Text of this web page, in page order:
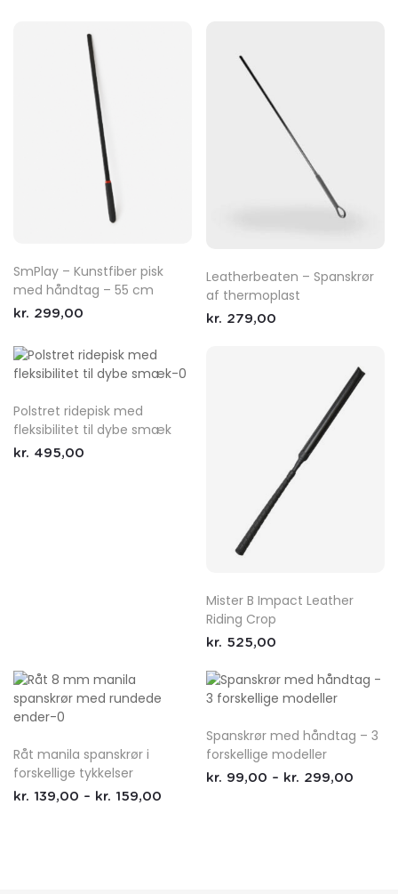
SmPlay – Kunstfiber pisk
med håndtag – 55 cm
kr. 299,00
Leatherbeaten – Spanskrør
af thermoplast
kr. 279,00
Polstret ridepisk med
fleksibilitet til dybe smæk
kr. 495,00
Mister B Impact Leather
Riding Crop
kr. 525,00
Råt manila spanskrør i
forskellige tykkelser
kr. 139,00 – kr. 159,00
Spanskrør med håndtag – 3
forskellige modeller
kr. 99,00 – kr. 299,00